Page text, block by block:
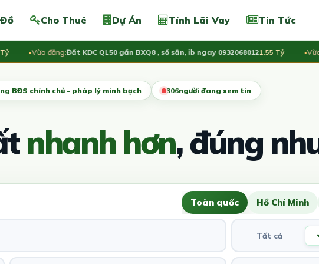
Cho Thuê Dự Án Tính Lãi Vay Tin Tức
Vừa đăng:Đất KDC QL50 gần BXQ8 , sổ sẵn, ib ngay 09320680121.55 Tỷ Vừa
BĐS chính chủ - pháp lý minh bạch 306người đang xem tin
nhanh hơn, đúng
Toàn quốc Hồ Chí Minh
Tất cả